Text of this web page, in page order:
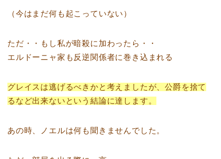
（今はまだ何も起こっていない）
ただ・・もし私が暗殺に加わったら・・
エルドーニャ家も反逆関係者に巻き込まれる
グレイスは逃げるべきかと考えましたが、公爵を捨て
るなど出来ないという結論に達します。
あの時、ノエルは何も聞きませんでした。